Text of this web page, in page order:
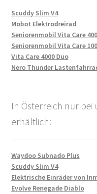
Scuddy Slim V4
Mobot Elektrodreirad
Seniorenmobil Vita Care
Seniorenmobil Vita Care
Vita Care 4000 Duo
Nero Thunder
In Österreich nur bei
erhältlich:
Waydoo Subnado Plus
Scuddy Slim V4
Elektrische Einräder von
Evolve Renegade Diablo